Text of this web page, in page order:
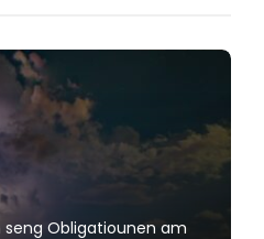
Obligatiounen am